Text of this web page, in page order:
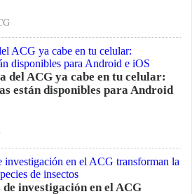
del ACG ya cabe en tu celular:
están disponibles para Android
de investigación en el ACG